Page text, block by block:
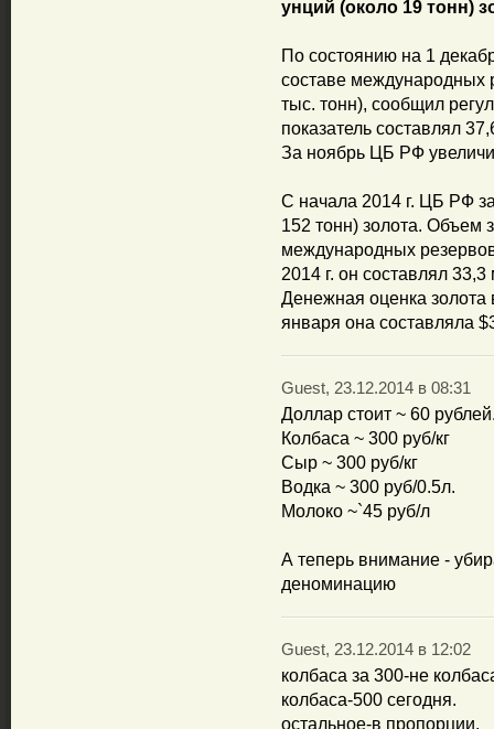
унций (около 19 тонн)
По состоянию на 1
составе международных
тыс. тонн), сообщил
показатель составлял
За ноябрь ЦБ РФ
С начала 2014 г. ЦБ РФ
152 тонн) золота. Объем
международных
2014 г. он составлял
Денежная оценка золота
января она составляла
Guest, 23.12.2014 в 08:31
Доллар стоит ~ 60
Колбаса ~ 300 руб/кг
Сыр ~ 300 руб/кг
Водка ~ 300 руб/0.5л.
Молоко ~`45 руб/л
А теперь внимание -
деноминацию
Guest, 23.12.2014 в 12:02
колбаса за 300-не
колбаса-500 сегодня.
остальное-в пропорции.